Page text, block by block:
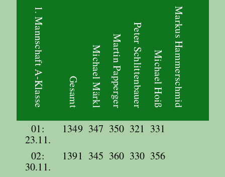
1. Mannschaft A-Klasse Gesamt Michael MärklMartin PappergerPeter Schlittenbauer Michael Hoiß Markus Hammerschmid
01:
23.11.
1349 347 350 321 331
02:
30.11.
1391 345 360 330 356